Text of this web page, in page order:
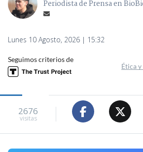
Periodista de Prensa en
Lunes 10 Agosto, 2026 | 15:32
Seguimos criterios de
Ética
2676
visitas